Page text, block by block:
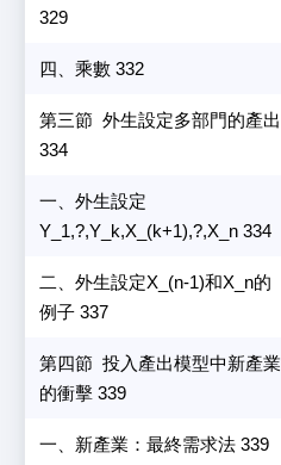
329
四、乘數 332
第三節 外生設定多部門的產出
334
一、外生設定
Y_1,?,Y_k,X_(k+1),?,X_n 334
二、外生設定X_(n-1)和X_n的
例子 337
第四節 投入產出模型中新產業
的衝擊 339
一、新產業：最終需求法 339